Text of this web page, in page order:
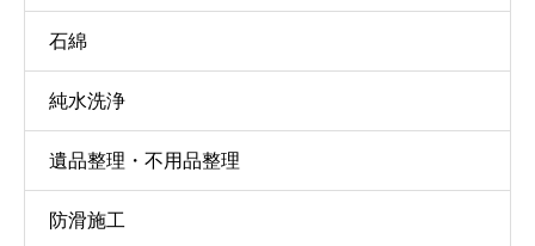
石綿
純水洗浄
遺品整理・不用品整理
防滑施工